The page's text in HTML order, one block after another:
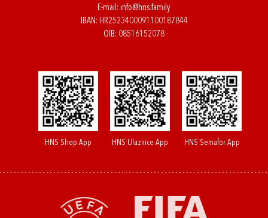
E-mail: info@hns.family
IBAN: HR2523400091100187844
OIB: 08516152078
HNS Shop App HNS Ulaznice App HNS Semafor App